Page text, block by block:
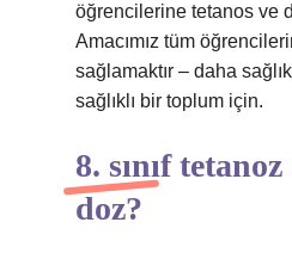
öğrencilerine tetanos ve
Amacımız tüm
sağlamaktır – daha
sağlıklı bir toplum için.
8. sınıf tetanoz
doz?